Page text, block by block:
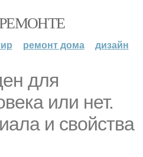
ремонт дома дизайн
для
или нет.
и свойства